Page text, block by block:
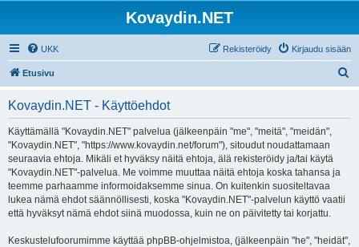
Kovaydin.NET
UKK Kirjaudu sisään
Rekisteröidy
Etusivu
Kovaydin.NET - Käyttöehdot
Käyttämällä "Kovaydin.NET" palvelua (jälkeenpäin "me", "meitä", "meidän",
"Kovaydin.NET", "https://www.kovaydin.net/forum"), sitoudut noudattamaan
seuraavia ehtoja. Mikäli et hyväksy näitä ehtoja, älä rekisteröidy ja/tai käytä
"Kovaydin.NET"-palvelua. Me voimme muuttaa näitä ehtoja koska tahansa ja
teemme parhaamme informoidaksemme sinua. On kuitenkin suositeltavaa
lukea nämä ehdot säännöllisesti, koska "Kovaydin.NET"-palvelun käyttö vaatii
että hyväksyt nämä ehdot siinä muodossa, kuin ne on päivitetty tai korjattu.
Keskustelufoorumimme käyttää phpBB-ohjelmistoa, (jälkeenpäin "he", "heidät",